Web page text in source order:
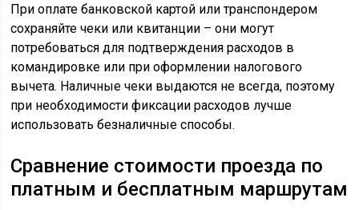
При оплате банковской картой или транспондером
сохраняйте чеки или квитанции – они могут
потребоваться для подтверждения расходов в
командировке или при оформлении налогового
вычета. Наличные чеки выдаются не всегда, поэтому
при необходимости фиксации расходов лучше
использовать безналичные способы.
Сравнение стоимости проезда по
платным и бесплатным маршрутам